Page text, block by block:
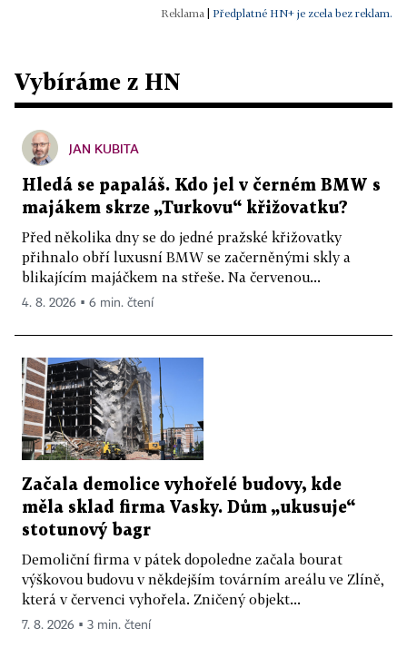
Předplatné HN+ je zcela bez reklam.
Vybíráme z HN
JAN KUBITA
Hledá se papaláš. Kdo jel v černém BMW s
majákem skrze „Turkovu“ křižovatku?
Před několika dny se do jedné pražské křižovatky
přihnalo obří luxusní BMW se začerněnými skly a
blikajícím majáčkem na střeše. Na červenou...
4. 8. 2026 ▪ 6 min. čtení
Začala demolice vyhořelé budovy, kde
měla sklad firma Vasky. Dům „ukusuje“
stotunový bagr
Demoliční firma v pátek dopoledne začala bourat
výškovou budovu v někdejším továrním areálu ve Zlíně,
která v červenci vyhořela. Zničený objekt...
7. 8. 2026 ▪ 3 min. čtení